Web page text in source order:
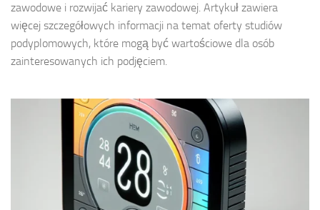
zawodowe i rozwijać kariery zawodowej. Artykuł zawiera
więcej szczegółowych informacji na temat oferty studiów
podyplomowych, które mogą być wartościowe dla osób
zainteresowanych ich podjęciem.